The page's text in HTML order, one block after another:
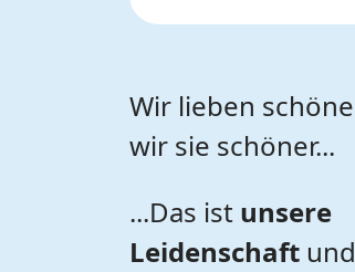
Wir lieben
wir sie schöner...
...Das ist unsere
Leidenschaft und